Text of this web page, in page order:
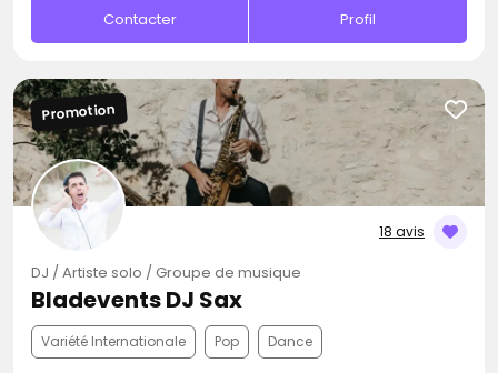
Contacter Profil
18 avis
Promotion
DJ / Artiste solo / Groupe de musique
Bladevents DJ Sax
Variété Internationale Pop Dance